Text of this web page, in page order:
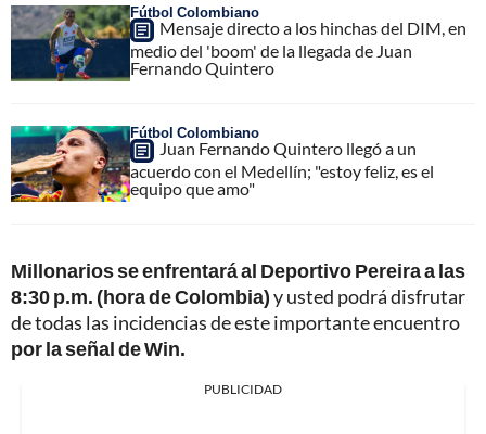
Fútbol Colombiano
Mensaje directo a los hinchas del DIM, en
medio del 'boom' de la llegada de Juan
Fernando Quintero
Fútbol Colombiano
Juan Fernando Quintero llegó a un
acuerdo con el Medellín; "estoy feliz, es el
equipo que amo"
Millonarios se enfrentará al Deportivo Pereira a las
8:30 p.m. (hora de Colombia)y usted podrá disfrutar
de todas las incidencias de este importante encuentro
por la señal de Win.
PUBLICIDAD